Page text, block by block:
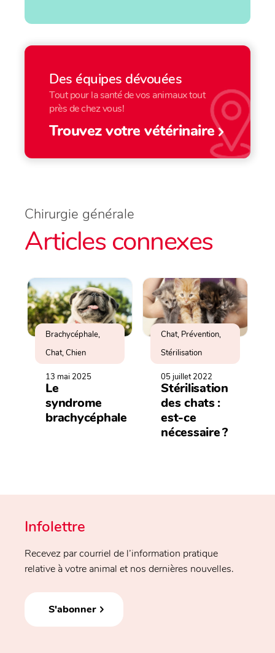
Des équipes dévouées
Tout pour la santé de vos animaux tout
près de chez vous!
Trouvez votre vétérinaire
Chirurgie générale
Articles connexes
Brachycéphale,
Chat, Chien
13 mai 2025
Le
syndrome
brachycéphale
Chat, Prévention,
Stérilisation
05 juillet 2022
Stérilisation
des chats :
est-ce
nécessaire ?
Infolettre
Recevez par courriel de l’information pratique
relative à votre animal et nos dernières nouvelles.
S'abonner